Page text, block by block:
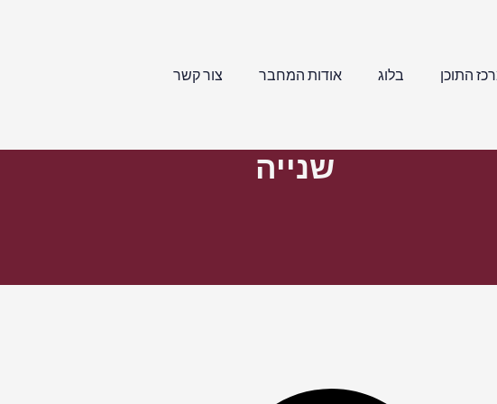
התוכן בלוג אודות המחבר צור קשר
שנייה